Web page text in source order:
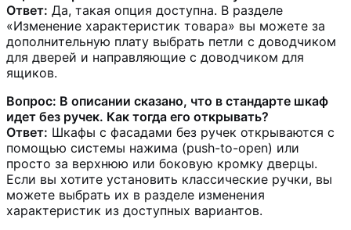
Ответ: Да, такая опция доступна. В разделе
«Изменение характеристик товара» вы можете за
дополнительную плату выбрать петли с доводчиком
для дверей и направляющие с доводчиком для
ящиков.
Вопрос: В описании сказано, что в стандарте шкаф
идет без ручек. Как тогда его открывать?
Ответ: Шкафы с фасадами без ручек открываются с
помощью системы нажима (push-to-open) или
просто за верхнюю или боковую кромку дверцы.
Если вы хотите установить классические ручки, вы
можете выбрать их в разделе изменения
характеристик из доступных вариантов.